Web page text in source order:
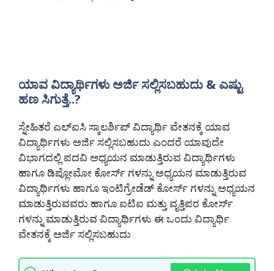
ಯಾವ ವಿದ್ಯಾರ್ಥಿಗಳು ಅರ್ಜಿ ಸಲ್ಲಿಸಬಹುದು & ಎಷ್ಟು
ಹಣ ಸಿಗುತ್ತೆ..?
ಸ್ನೇಹಿತರೆ ಎಲ್ಐಸಿ ಸ್ಕಾಲರ್ಶಿಪ್ ವಿದ್ಯಾರ್ಥಿ ವೇತನಕ್ಕೆ ಯಾವ
ವಿದ್ಯಾರ್ಥಿಗಳು ಅರ್ಜಿ ಸಲ್ಲಿಸಬಹುದು ಎಂದರೆ ಯಾವುದೇ
ವಿಭಾಗದಲ್ಲಿ ಪದವಿ ಅಧ್ಯಯನ ಮಾಡುತ್ತಿರುವ ವಿದ್ಯಾರ್ಥಿಗಳು
ಹಾಗೂ ಡಿಪ್ಲೋಮೋ ಕೋರ್ಸ್ ಗಳನ್ನು ಅಧ್ಯಯನ ಮಾಡುತ್ತಿರುವ
ವಿದ್ಯಾರ್ಥಿಗಳು ಹಾಗೂ ಇಂಟಿಗ್ರೇಡೆಡ್ ಕೋರ್ಸ್ ಗಳನ್ನು ಅಧ್ಯಯನ
ಮಾಡುತ್ತಿರುವವರು ಹಾಗೂ ಐಟಿಐ ಮತ್ತು ವೃತ್ತಿಪರ ಕೋರ್ಸ್
ಗಳನ್ನು ಮಾಡುತ್ತಿರುವ ವಿದ್ಯಾರ್ಥಿಗಳು ಈ ಒಂದು ವಿದ್ಯಾರ್ಥಿ
ವೇತನಕ್ಕೆ ಅರ್ಜಿ ಸಲ್ಲಿಸಬಹುದು